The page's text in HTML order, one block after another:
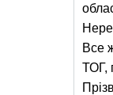
Все
ТОГ,